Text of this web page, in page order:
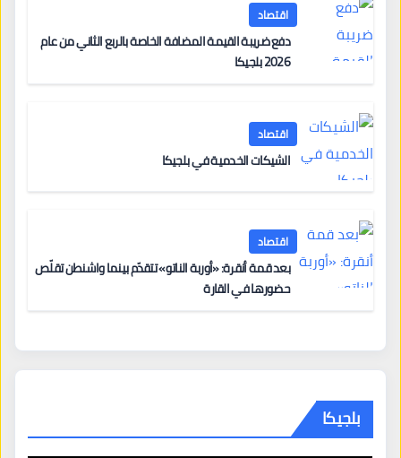
اقتصاد
دفع ضريبة القيمة المضافة الخاصة بالربع الثاني من عام
2026 بلجيكا
اقتصاد
الشيكات الخدمية في بلجيكا
اقتصاد
بعد قمة أنقرة: «أوربة الناتو» تتقدّم بينما واشنطن تقلّص
حضورها في القارة
بلجيكا